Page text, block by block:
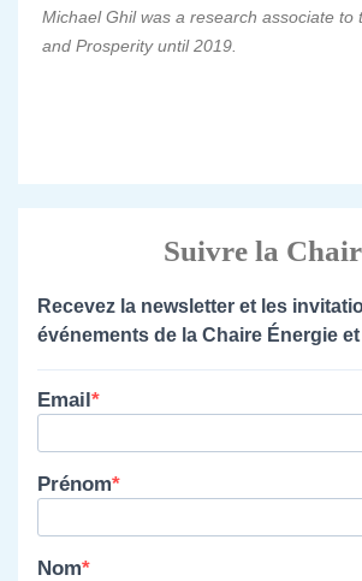
Michael Ghil was a research associate to
and Prosperity until 2019.
Suivre la
Recevez la newsletter et les
événements de la Chaire Énergie
Email
Prénom
Nom